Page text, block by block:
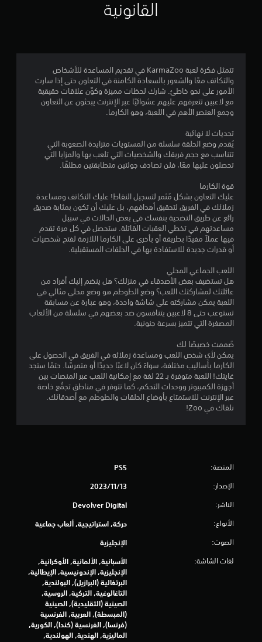
3
و
م
5
ج
و
م
ن
إ
1
8
م
ن
ا
القانونية
تتمثل فكرة لعبة KarmaZoo في تقديم المساعدة للأشخاص
والتكاتف معًا والشعور بالسعادة الكامنة في التعاون حتى إذا سارت
الأمور على نحو خاطئ. شارك لحظات مميزة وكوِّن علاقات حقيقية
مع لاعبين تتعرفهم عليهم عشوائيًا عبر الإنترنت يبحثون عن التعاون
وجمع العنصر الأهم في اللعبة، وهو الكارما.
تحديات لا نهائية
يُقدم وضع الحلقة سلسلة من المستويات متزايدة الصعوبة التي
تتناسب مع حجم فريقك والشخصيات التي تلعب بها والمزايا التي
تحصلون عليها معًا، فلن تصادف جولتين متطابقتين مطلقًا.
قوة الكارما
عليك التعاون بشكل مُثمر لتسجيل النقاط! عليك التكاتف ومساعدة
زملائك في الفريق لتحقيق أهدافهم، بل عليك أن تكون بمثابة صديق
رائع عن طريق التضحية بنفسك في بعض الحالات في سبيل
مساعدتهم في تخطي العقبات القاتلة. ستحصل في كل مرة تقدم
فيها عملاً مفيدًا بطريقة أو بأخرى على الكارما اللازمة لفتح شخصيات
أو قدرات جديدة للاستفادة بها في الحلقات المستقبلية.
اللعب الجماعي المحلي
هل تستضيف بعض الأصدقاء في منزلك؟ هل ينضم إليك أفراد من
عائلتك لمشاركتك اللعب؟ وضع الطوطم هو وضع محلي مثالي في
اللعبة يمكن مشاركته على شاشة واحدة، وهو عبارة عن مسابقة
تستوعب حتى 8 لاعبين يتنافسون ضد بعضهم في سلسلة من الألعاب
المصغرة التي تتميز بسرعة جنونية.
صُممت خصيصًا لك
يمكن لأي شخص اللعب ومساعدة زملائه في الفريق في الحصول على
الكارما بأساليب مختلفة، سواءً كان لاعبًا جديدًا أو متمرسًا. حتمًا ستجد
غايتك! اللعبة متوفرة بـ 22 لغة مع إمكانية اللعب عبر المنصات بين
أجهزة الكمبيوتر ووحدات التحكم، كما تتوفر في مناطق تجمُّع خاصة
عبر الإنترنت للاستمتاع بأوضاع الحلقات والطوطم مع أصدقائك.
نلقاك في Zoo!
المنصة: PS5
الإصدار: 13‏/11‏/2023
الناشر: Devolver Digital
الأنواع: حركة, استراتيجية, ألعاب جماعية
الصوت: الإنجليزية
لغات الشاشة:
الأسبانية, الألمانية, الأوكرانية,
الإنجليزية, الإندونيسية, الإيطالية,
البرتغالية (البرازيل), البولندية,
التاغالوغية, التركية, الروسية,
الصينية (التقليدية), الصينية
(المبسطة), العربية, الفرنسية
(فرنسا), الفرنسية (كندا), الكورية,
الماليزية, الهندية, الهولندية,